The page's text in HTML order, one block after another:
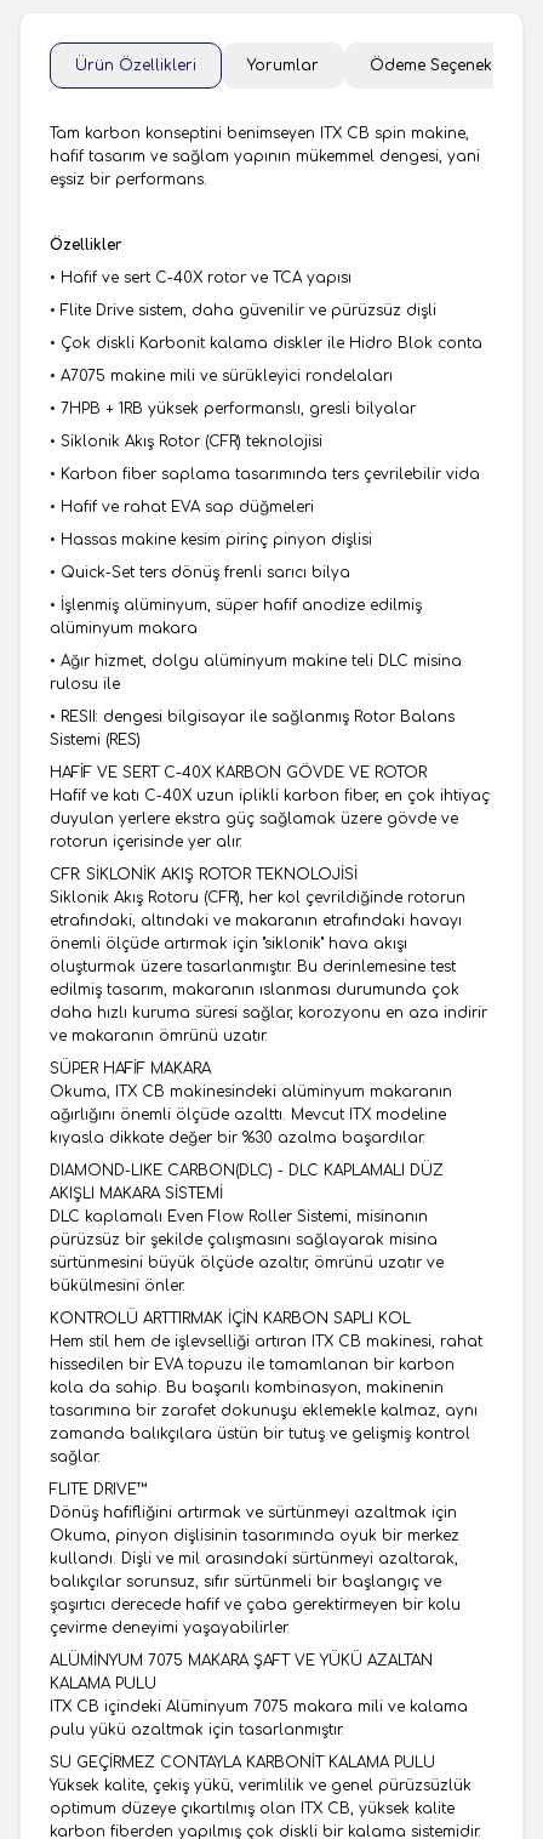
Ürün Özellikleri Yorumlar Ödeme Seçenekleri
Tam karbon konseptini benimseyen ITX CB spin makine,
hafif tasarım ve sağlam yapının mükemmel dengesi, yani
eşsiz bir performans.
Özellikler
• Hafif ve sert C-40X rotor ve TCA yapısı
• Flite Drive sistem, daha güvenilir ve pürüzsüz dişli
• Çok diskli Karbonit kalama diskler ile Hidro Blok conta
• A7075 makine mili ve sürükleyici rondelaları
• 7HPB + 1RB yüksek performanslı, gresli bilyalar
• Siklonik Akış Rotor (CFR) teknolojisi
• Karbon fiber saplama tasarımında ters çevrilebilir vida
• Hafif ve rahat EVA sap düğmeleri
• Hassas makine kesim pirinç pinyon dişlisi
• Quick-Set ters dönüş frenli sarıcı bilya
• İşlenmiş alüminyum, süper hafif anodize edilmiş
alüminyum makara
• Ağır hizmet, dolgu alüminyum makine teli DLC misina
rulosu ile
• RESII: dengesi bilgisayar ile sağlanmış Rotor Balans
Sistemi (RES)
HAFİF VE SERT C-40X KARBON GÖVDE VE ROTOR
Hafif ve katı C-40X uzun iplikli karbon fiber, en çok ihtiyaç
duyulan yerlere ekstra güç sağlamak üzere gövde ve
rotorun içerisinde yer alır.
CFR: SİKLONİK AKIŞ ROTOR TEKNOLOJİSİ
Siklonik Akış Rotoru (CFR), her kol çevrildiğinde rotorun
etrafındaki, altındaki ve makaranın etrafındaki havayı
önemli ölçüde artırmak için "siklonik" hava akışı
oluşturmak üzere tasarlanmıştır. Bu derinlemesine test
edilmiş tasarım, makaranın ıslanması durumunda çok
daha hızlı kuruma süresi sağlar, korozyonu en aza indirir
ve makaranın ömrünü uzatır.
SÜPER HAFİF MAKARA
Okuma, ITX CB makinesindeki alüminyum makaranın
ağırlığını önemli ölçüde azalttı. Mevcut ITX modeline
kıyasla dikkate değer bir %30 azalma başardılar.
DIAMOND-LIKE CARBON(DLC) - DLC KAPLAMALI DÜZ
AKIŞLI MAKARA SİSTEMİ
DLC kaplamalı Even Flow Roller Sistemi, misinanın
pürüzsüz bir şekilde çalışmasını sağlayarak misina
sürtünmesini büyük ölçüde azaltır, ömrünü uzatır ve
bükülmesini önler.
KONTROLÜ ARTTIRMAK İÇİN KARBON SAPLI KOL
Hem stil hem de işlevselliği artıran ITX CB makinesi, rahat
hissedilen bir EVA topuzu ile tamamlanan bir karbon
kola da sahip. Bu başarılı kombinasyon, makinenin
tasarımına bir zarafet dokunuşu eklemekle kalmaz, aynı
zamanda balıkçılara üstün bir tutuş ve gelişmiş kontrol
sağlar.
FLITE DRIVE™
Dönüş hafifliğini artırmak ve sürtünmeyi azaltmak için
Okuma, pinyon dişlisinin tasarımında oyuk bir merkez
kullandı. Dişli ve mil arasındaki sürtünmeyi azaltarak,
balıkçılar sorunsuz, sıfır sürtünmeli bir başlangıç ve
şaşırtıcı derecede hafif ve çaba gerektirmeyen bir kolu
çevirme deneyimi yaşayabilirler.
ALÜMİNYUM 7075 MAKARA ŞAFT VE YÜKÜ AZALTAN
KALAMA PULU
ITX CB içindeki Alüminyum 7075 makara mili ve kalama
pulu yükü azaltmak için tasarlanmıştır.
SU GEÇİRMEZ CONTAYLA KARBONİT KALAMA PULU
Yüksek kalite, çekiş yükü, verimlilik ve genel pürüzsüzlük
optimum düzeye çıkartılmış olan ITX CB, yüksek kalite
karbon fiberden yapılmış çok diskli bir kalama sistemidir.